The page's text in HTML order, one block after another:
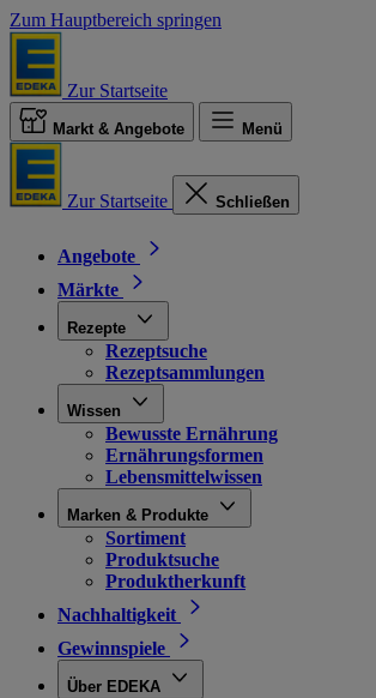
Zum Hauptbereich springen
Zur Startseite
Markt & Angebote Menü
Zur Startseite Schließen
Angebote
Märkte
Rezepte
Rezeptsuche
Rezeptsammlungen
Wissen
Bewusste Ernährung
Ernährungsformen
Lebensmittelwissen
Marken & Produkte
Sortiment
Produktsuche
Produktherkunft
Nachhaltigkeit
Gewinnspiele
Über EDEKA